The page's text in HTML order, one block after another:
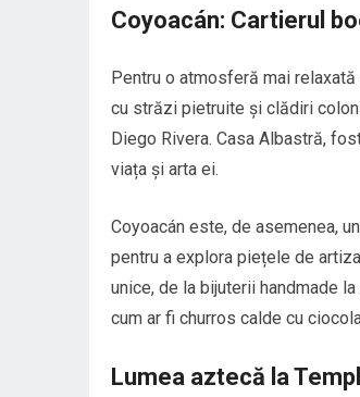
Coyoacán: Cartierul
Pentru o atmosferă mai
cu străzi pietruite și clădiri
Diego Rivera. Casa Albastră,
viața și arta ei.
Coyoacán este, de asemenea,
pentru a explora piețele de
unice, de la bijuterii handmade
cum ar fi churros calde cu
Lumea aztecă la